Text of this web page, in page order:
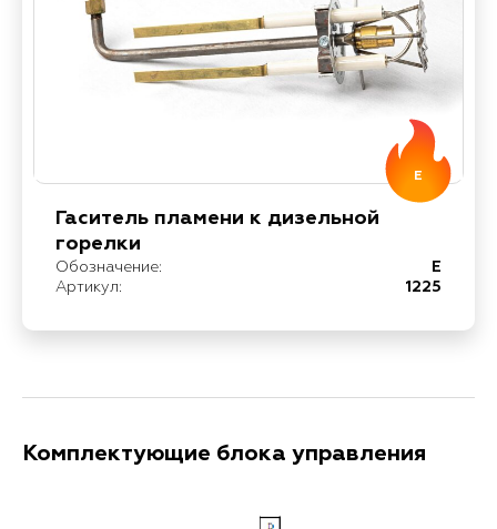
E
Гаситель пламени к дизельной
горелки
Обозначение:
E
Артикул:
1225
Комплектующие блока управления